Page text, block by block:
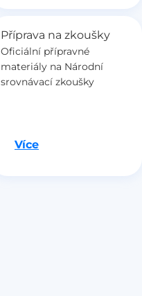
Příprava na zkoušky
Oficiální přípravné
materiály na Národní
srovnávací zkoušky
VíceJdeme na to